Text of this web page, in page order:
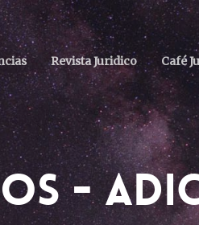
Revista Juridico Café
-